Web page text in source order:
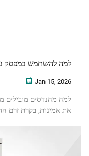
למה להשתמש במפסק
Jan 15, 2026
למה מהנדסים מובילים
את אמינות, בקרת זרם